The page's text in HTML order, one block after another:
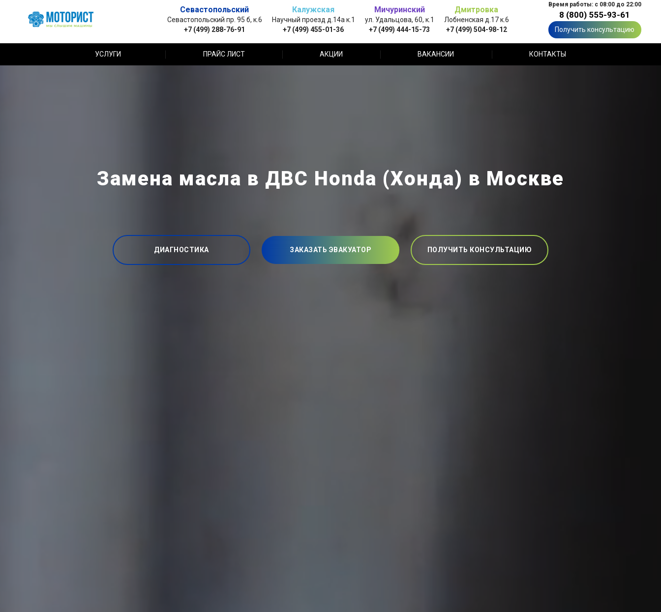
Севастопольский
Севастопольский пр. 95 б, к.6
+7 (499) 288-76-91
Калужская
Научный проезд д.14а к.1
+7 (499) 455-01-36
Мичуринский
ул. Удальцова, 60, к.1
+7 (499) 444-15-73
Дмитровка
Лобненская д.17 к.6
+7 (499) 504-98-12
Время работы: с 08:00 до 22:00
8 (800) 555-93-61
Получить консультацию
УСЛУГИ ПРАЙС ЛИСТ АКЦИИ ВАКАНСИИ КОНТАКТЫ
Замена масла в ДВС Honda (Хонда) в Москве
ДИАГНОСТИКА ЗАКАЗАТЬ ЭВАКУАТОР ПОЛУЧИТЬ КОНСУЛЬТАЦИЮ